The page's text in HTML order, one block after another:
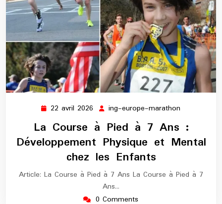
22 avril 2026 22
avril
2026
ing-europe-marathon
marathon
La Course à Pied à 7 Ans :
Développement Physique et Mental
chez les Enfants
Article: La Course à Pied à 7 Ans La Course à Pied à 7
Ans…
0 Comments